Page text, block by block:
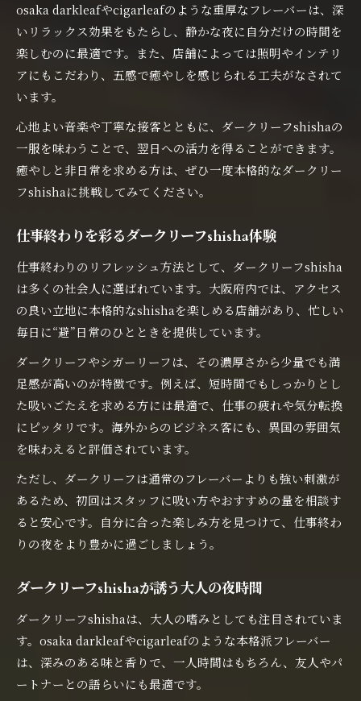
osaka darkleafやcigarleafのような重厚なフレーバーは、深
いリラックス効果をもたらし、静かな夜に自分だけの時間を
楽しむのに最適です。また、店舗によっては照明やインテリ
アにもこだわり、五感で癒やしを感じられる工夫がなされて
います。
心地よい音楽や丁寧な接客とともに、ダークリーフshishaの
一服を味わうことで、翌日への活力を得ることができます。
癒やしと非日常を求める方は、ぜひ一度本格的なダークリー
フshishaに挑戦してみてください。
仕事終わりを彩るダークリーフshisha体験
仕事終わりのリフレッシュ方法として、ダークリーフshisha
は多くの社会人に選ばれています。大阪府内では、アクセス
の良い立地に本格的なshishaを楽しめる店舗があり、忙しい
毎日に“避”日常のひとときを提供しています。
ダークリーフやシガーリーフは、その濃厚さから少量でも満
足感が高いのが特徴です。例えば、短時間でもしっかりとし
た吸いごたえを求める方には最適で、仕事の疲れや気分転換
にピッタリです。海外からのビジネス客にも、異国の雰囲気
を味わえると評価されています。
ただし、ダークリーフは通常のフレーバーよりも強い刺激が
あるため、初回はスタッフに吸い方やおすすめの量を相談す
ると安心です。自分に合った楽しみ方を見つけて、仕事終わ
りの夜をより豊かに過ごしましょう。
ダークリーフshishaが誘う大人の夜時間
ダークリーフshishaは、大人の嗜みとしても注目されていま
す。osaka darkleafやcigarleafのような本格派フレーバー
は、深みのある味と香りで、一人時間はもちろん、友人やパ
ートナーとの語らいにも最適です。